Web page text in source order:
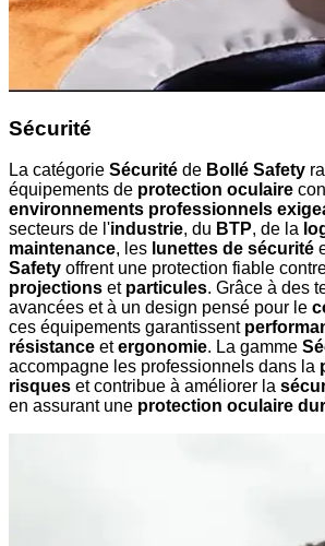
Sécurité
La catégorie Sécurité de Bollé Safety
équipements de protection oculaire
environnements professionnels
secteurs de l'industrie, du BTP, de la
maintenance, les lunettes de sécurité
Safety offrent une protection fiable
projections et particules. Grâce à des
avancées et à un design pensé pour le
ces équipements garantissent
résistance etergonomie. La gamme
accompagne les professionnels dans la
risques et contribue à améliorer la
en assurant une protection oculaire